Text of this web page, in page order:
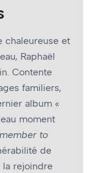
chaleureuse et
Raphaël
Contente
familiers,
album «
moment
to
de
la rejoindre